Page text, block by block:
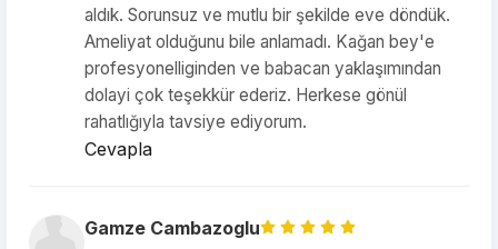
aldık. Sorunsuz ve mutlu bir şekilde eve döndük.
Ameliyat olduğunu bile anlamadı. Kağan bey'e
profesyonelliginden ve babacan yaklaşımından
dolayi çok teşekkür ederiz. Herkese gönül
rahatlığıyla tavsiye ediyorum.
Cevapla
Gamze Cambazoglu